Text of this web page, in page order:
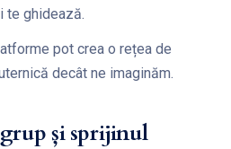
te ghidează.
pot crea o rețea de
decât ne imaginăm.
și sprijinul